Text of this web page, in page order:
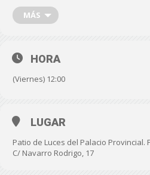
Pilar Jerez y los
Redonda: Enrique Iznaola,
MÁS
HORA
(Viernes) 12:00
LUGAR
Patio de Luces del Palacio Provincial.
C/ Navarro Rodrigo, 17